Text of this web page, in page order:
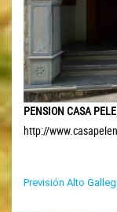
PENSION CASA
http://
Previsión Alto